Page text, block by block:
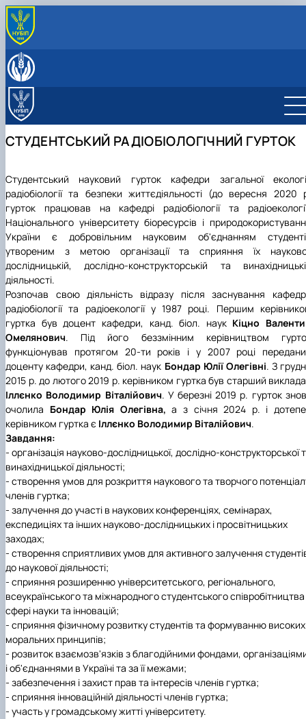
ПРО КАФЕДРУ
Навчальні та науково-дослідні лабораторії
Освітньо-професійна програма «Екологія»
ОС «Магістр»
Освітньо-професійна програма «Екологія та
Доктор філософії (PhD)
Аспіранти кафедри
Наукові керівники аспірантів
Підручники та посібники
НАУКА ТА ІННОВАЦІЇ
Напрямки наукових досліджень
Патенти та свідоцтва
МІЖНАРОДНА ДІЯЛЬНІСТЬ
СТУДЕНТСЬКИЙ РАДІОБІОЛОГІЧНИЙ ГУРТОК
Студентський науковий гурток кафедри загальної
радіобіології та безпеки життєдіяльності (до вересня 2020
гурток працював на кафедрі радіобіології та
Національного університету біоресурсів і
України є добровільним науковим об'єднанням
утвореним з метою організації та сприяння їх
дослідницькій, дослідно-конструкторській та
діяльності.
Розпочав свою діяльність відразу після заснування
радіобіології та радіоекології у 1987 році. Першим
гуртка був доцент кафедри, канд. біол. наук Кіцно
Омелянович. Під його беззмінним керівництвом
функціонував протягом 20-ти років і у 2007 році
доценту кафедри, канд. біол. наук Бондар Юлії Олегівні. З
2015 р. до лютого 2019 р. керівником гуртка був старший
Іллєнко Володимир Віталійович. У березні 2019 р. гурток
очолила Бондар Юлія Олегівна,а з січня 2024 р. і
керівником гуртка є Іллєнко Володимир Віталійович.
Завдання:
- організація науково-дослідницької, дослідно-конструкторської
винахідницької діяльності;
- створення умов для розкриття наукового та творчого
членів гуртка;
- залучення до участі в наукових конференціях, семінарах,
експедиціях та інших науково-дослідницьких і просвітницьких
заходах;
- створення сприятливих умов для активного залучення
до наукової діяльності;
- сприяння розширенню університетського, регіонального,
всеукраїнського та міжнародного студентського співробітництва
сфері науки та інновацій;
- сприяння фізичному розвитку студентів та формуванню високих
моральних принципів;
- розвиток взаємозв'язків з благодійними фондами,
і об'єднаннями в Україні та за її межами;
- забезпечення і захист прав та інтересів членів гуртка;
- сприяння інноваційній діяльності членів гуртка;
- участь у громадському житті університету.